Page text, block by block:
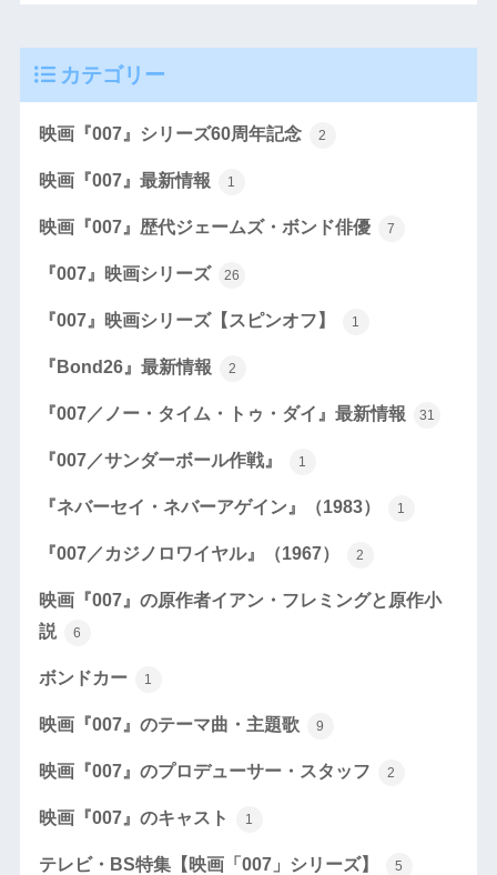
カテゴリー
映画『007』シリーズ60周年記念 2
映画『007』最新情報 1
映画『007』歴代ジェームズ・ボンド俳優 7
『007』映画シリーズ 26
『007』映画シリーズ【スピンオフ】 1
『Bond26』最新情報 2
『007／ノー・タイム・トゥ・ダイ』最新情報 31
『007／サンダーボール作戦』 1
『ネバーセイ・ネバーアゲイン』（1983） 1
『007／カジノロワイヤル』（1967） 2
映画『007』の原作者イアン・フレミングと原作小
説
6
ボンドカー 1
映画『007』のテーマ曲・主題歌 9
映画『007』のプロデューサー・スタッフ 2
映画『007』のキャスト 1
テレビ・BS特集【映画「007」シリーズ】 5